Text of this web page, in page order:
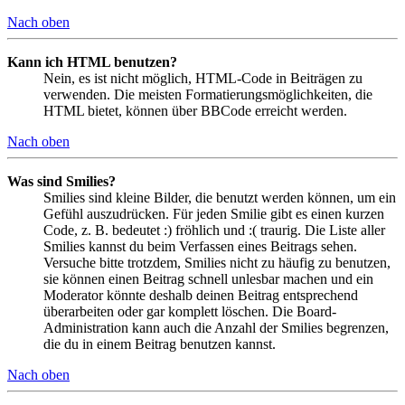
Nach oben
Kann ich HTML benutzen?
Nein, es ist nicht möglich, HTML-Code in Beiträgen zu
verwenden. Die meisten Formatierungsmöglichkeiten, die
HTML bietet, können über BBCode erreicht werden.
Nach oben
Was sind Smilies?
Smilies sind kleine Bilder, die benutzt werden können, um ein
Gefühl auszudrücken. Für jeden Smilie gibt es einen kurzen
Code, z. B. bedeutet :) fröhlich und :( traurig. Die Liste aller
Smilies kannst du beim Verfassen eines Beitrags sehen.
Versuche bitte trotzdem, Smilies nicht zu häufig zu benutzen,
sie können einen Beitrag schnell unlesbar machen und ein
Moderator könnte deshalb deinen Beitrag entsprechend
überarbeiten oder gar komplett löschen. Die Board-
Administration kann auch die Anzahl der Smilies begrenzen,
die du in einem Beitrag benutzen kannst.
Nach oben